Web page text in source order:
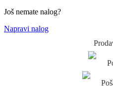
Još nemate nalog?
Napravi nalog